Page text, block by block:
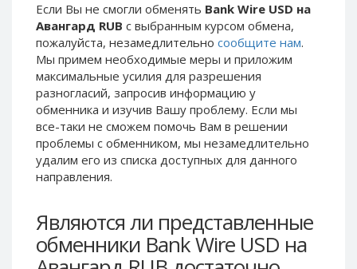
Если Вы не смогли обменять Bank Wire USD на
Авангард RUB с выбранным курсом обмена,
пожалуйста, незамедлительно сообщите нам.
Мы примем необходимые меры и приложим
максимальные усилия для разрешения
разногласий, запросив информацию у
обменника и изучив Вашу проблему. Если мы
все-таки не сможем помочь Вам в решении
проблемы c обменником, мы незамедлительно
удалим его из списка доступных для данного
направления.
Являются ли представленные
обменники Bank Wire USD на
Phone Balance AMD
Neteller USD
Neteller EUR
Neteller INR
Neteller PLN
Neteller GBP
Neteller NOK
Neteller SEK
PaySera EUR
PaySera PLN
Phone Balance AMD
Neteller USD
Neteller EUR
Neteller INR
Neteller PLN
Neteller GBP
Neteller NOK
PaySera EUR
PaySera PLN